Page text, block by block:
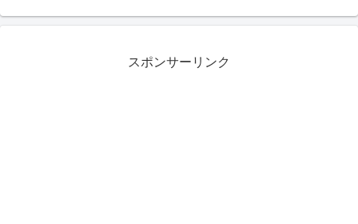
スポンサーリンク